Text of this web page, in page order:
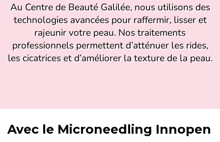
Au Centre de Beauté Galilée, nous utilisons des
technologies avancées pour raffermir, lisser et
rajeunir votre peau. Nos traitements
professionnels permettent d’atténuer les rides,
les cicatrices et d’améliorer la texture de la peau.
Avec le Microneedling Innopen